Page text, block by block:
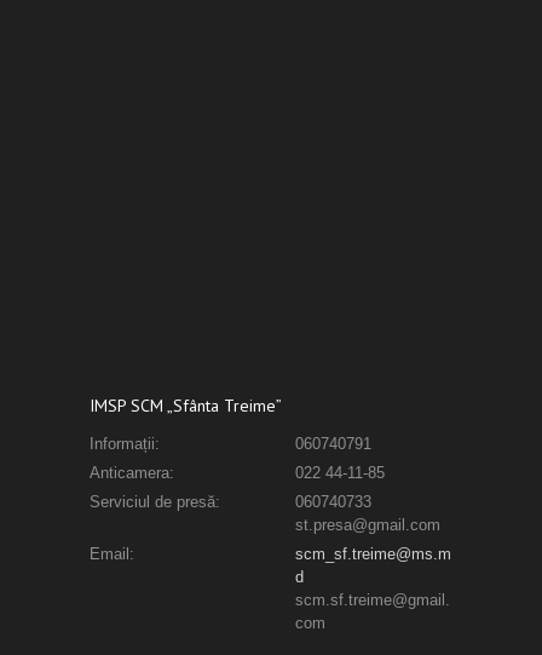
IMSP SCM „Sfânta Treime”
Informații:
060740791
Anticamera:
022 44-11-85
Serviciul de presă:
060740733
st.presa@gmail.com
Email:
scm_sf.treime@ms.m
d
scm.sf.treime@gmail.
com